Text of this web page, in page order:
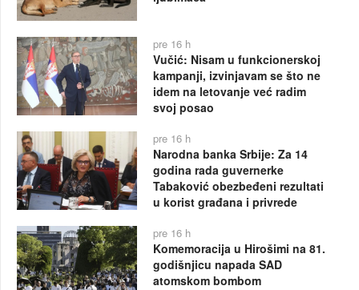
pre 16 h
Vučić: Nisam u funkcionerskoj
kampanji, izvinjavam se što ne
idem na letovanje već radim
svoj posao
pre 16 h
Narodna banka Srbije: Za 14
godina rada guvernerke
Tabaković obezbeđeni rezultati
u korist građana i privrede
pre 16 h
Komemoracija u Hirošimi na 81.
godišnjicu napada SAD
atomskom bombom